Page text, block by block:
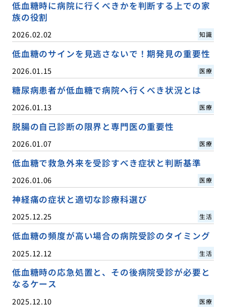
低血糖時に病院に行くべきかを判断する上での家
族の役割
2026.02.02 知識
低血糖のサインを見逃さないで！期発見の重要性
2026.01.15 医療
糖尿病患者が低血糖で病院へ行くべき状況とは
2026.01.13 医療
脱腸の自己診断の限界と専門医の重要性
2026.01.07 医療
低血糖で救急外来を受診すべき症状と判断基準
2026.01.06 医療
神経痛の症状と適切な診療科選び
2025.12.25 生活
低血糖の頻度が高い場合の病院受診のタイミング
2025.12.12 生活
低血糖時の応急処置と、その後病院受診が必要と
なるケース
2025.12.10 医療